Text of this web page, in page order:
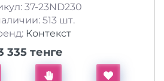
37-23ND230
513 шт.
Контекст
335 тенге